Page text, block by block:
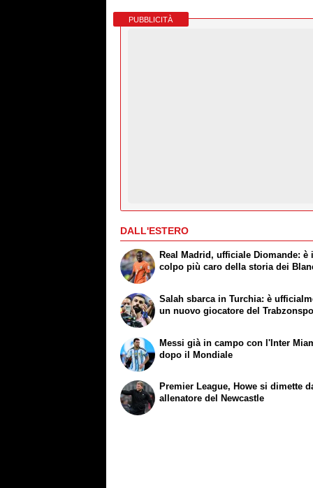
PUBBLICITÀ
DALL'ESTERO
Real Madrid, ufficiale Diomande: è il
colpo più caro della storia dei
Salah sbarca in Turchia: è
un nuovo giocatore del
Messi già in campo con l'Inter
dopo il Mondiale
Premier League, Howe si dimette
allenatore del Newcastle